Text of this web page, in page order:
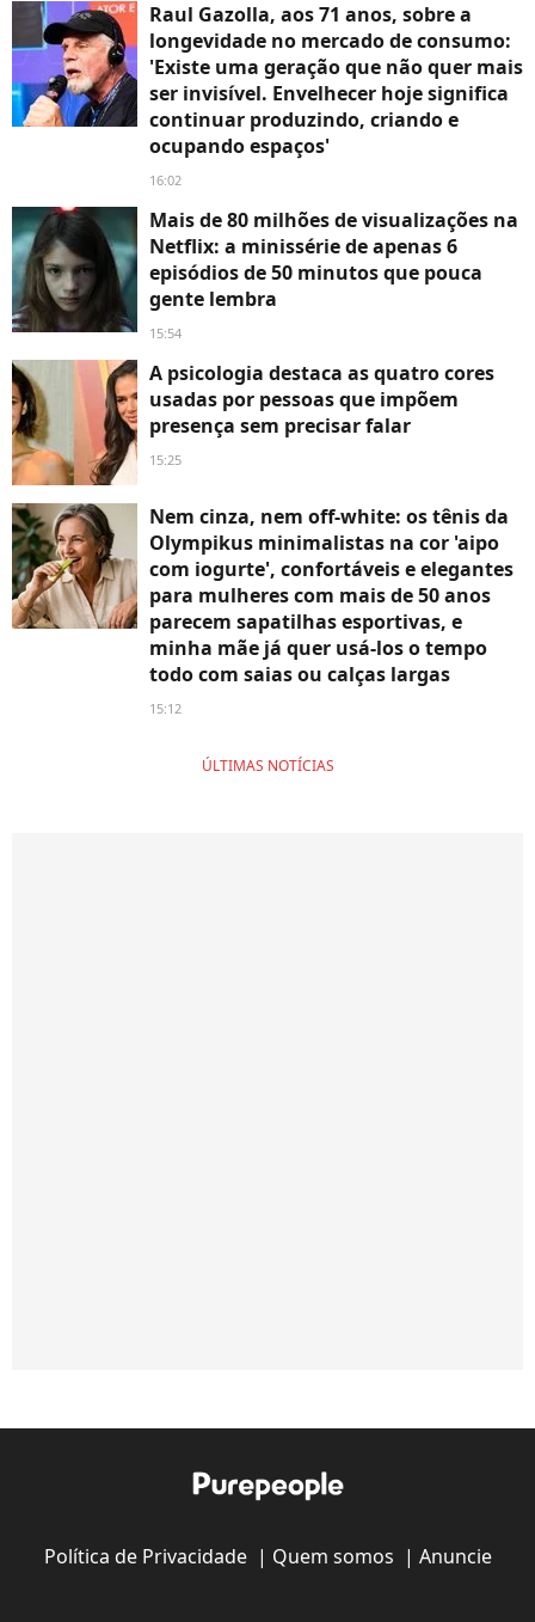
Raul Gazolla, aos 71 anos, sobre a
longevidade no mercado de consumo:
'Existe uma geração que não quer mais
ser invisível. Envelhecer hoje significa
continuar produzindo, criando e
ocupando espaços'
16:02
Mais de 80 milhões de visualizações na
Netflix: a minissérie de apenas 6
episódios de 50 minutos que pouca
gente lembra
15:54
A psicologia destaca as quatro cores
usadas por pessoas que impõem
presença sem precisar falar
15:25
Nem cinza, nem off-white: os tênis da
Olympikus minimalistas na cor 'aipo
com iogurte', confortáveis e elegantes
para mulheres com mais de 50 anos
parecem sapatilhas esportivas, e
minha mãe já quer usá-los o tempo
todo com saias ou calças largas
15:12
ÚLTIMAS NOTÍCIAS
Política de Privacidade| Quem somos | Anuncie